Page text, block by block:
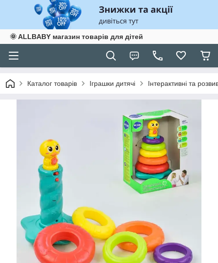
🌞 ALLBABY магазин товарів для дітей
Каталог товарів Іграшки дитячі Інтерактивні та